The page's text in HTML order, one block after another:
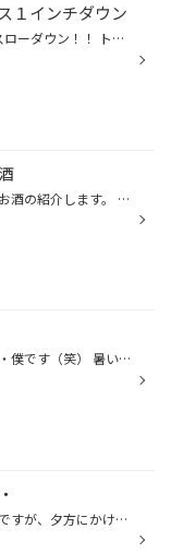
１インチダウン
今月2台目のハイエースローダウン！！ トヨタ ハイエース１インチダウンしました！！ 今回はリア、１インチ（25MM）ローダウン フロント20MMのローダウンをしました！！ 勿論アライメントもとりました！！ 働く車もカッコいいのが一番ですね！！
今日はいただきもののお酒の紹介します。 町内のソフトボールチームの方からいただいた このお酒 名前は冨玲です。 鳥取の日本酒で美味しくいただきました。 名前の由来はと言いますと 応援する際のフレーフレーという言葉から ネーミングされたそうです。 明日から福岡市の小中学校では2学期スター...
いや～二日続けて・・・僕です（笑） 暑いネタばかりで！すいません が！またしても！ まだまだ最近は涼しいとはいえ！エアコンは大活躍の時期 家でのエアコン稼働率はかなり高いですね・・・電気代が（笑） 朝起きるの喉が渇き大変です。 皆様！夏風邪聞かないように～
ここ何日か日中は暑いですが、夕方にかけてすごしやすい気温ですね！ ただここ何日間かは涼しいみたいですが！また気温が上がるの上がらないのと 早く涼しくならないかな～と思う今日この頃！ リポＤ飲んでファイトーですね！